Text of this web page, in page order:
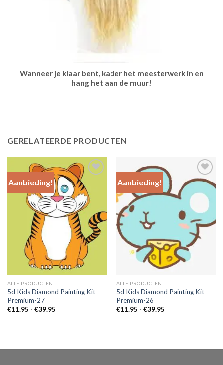
Wanneer je klaar bent, kader het meesterwerk in en
hang het aan de muur!
GERELATEERDE PRODUCTEN
Aanbieding!
Add to
Wishlist
ALLE PRODUCTEN
5d Kids Diamond Painting Kit
Premium-27
€11.95 - €39.95Prijsklasse:
Aanbieding!
Add to
Wishlist
ALLE PRODUCTEN
5d Kids Diamond Painting Kit
Premium-26
€11.95 - €39.95Prijsklasse: